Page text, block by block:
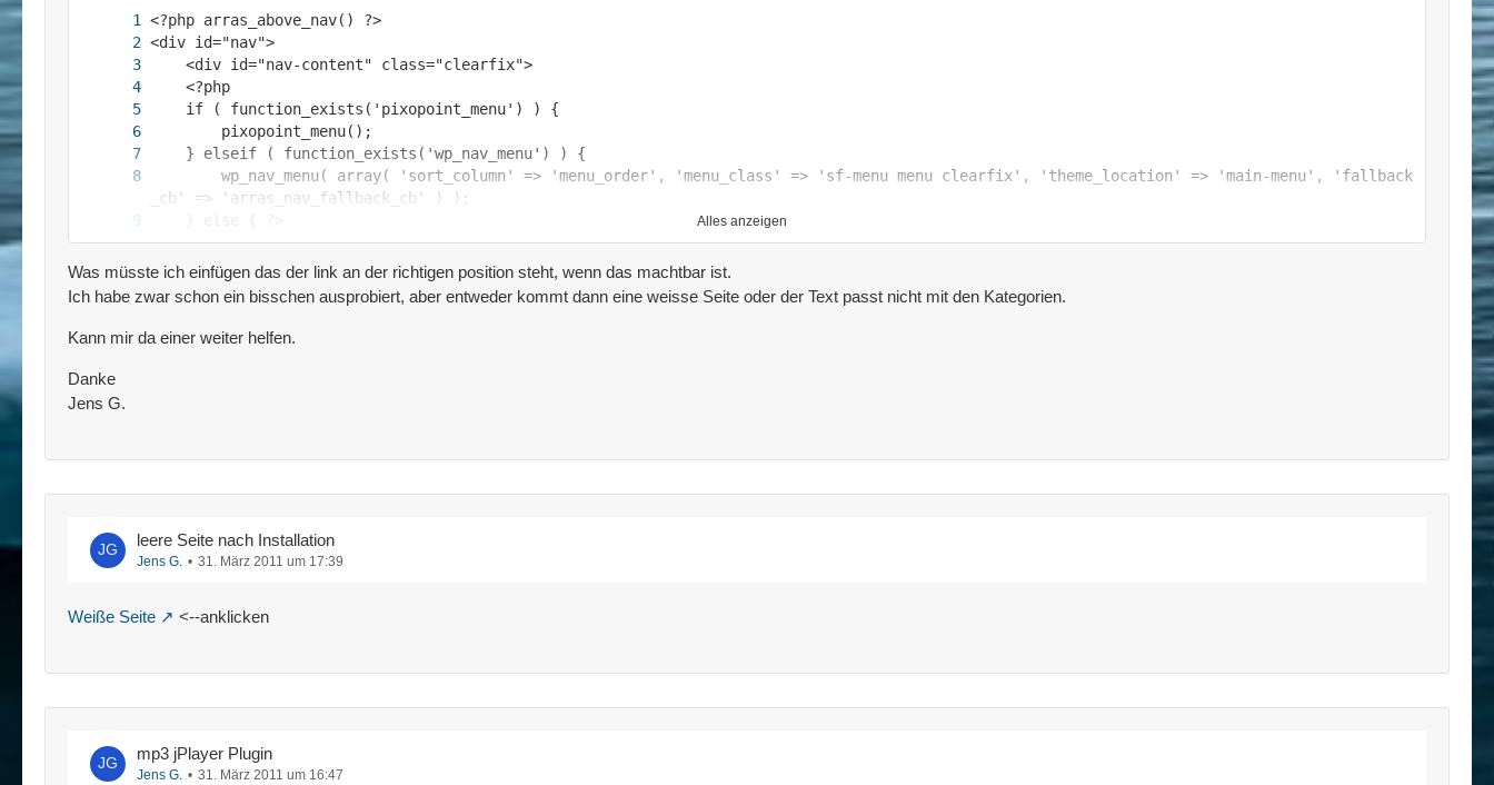
        wp_nav_menu( array( 'sort_column' => 'menu_order', 'menu_class' => 'sf-menu menu clearfix', 'theme_location' => 'main-menu', 'fallback
Alles anzeigen
Was müsste ich einfügen das der link an der richtigen position steht, wenn das machtbar ist.
Ich habe zwar schon ein bisschen ausprobiert, aber entweder kommt dann eine weisse Seite oder der Text passt nicht mit den Kategorien.
Kann mir da einer weiter helfen.
Danke
Jens G.
leere Seite nach Installation
Jens G. 31. März 2011 um 17:39
Weiße Seite <--anklicken
mp3 jPlayer Plugin
Jens G. 31. März 2011 um 16:47